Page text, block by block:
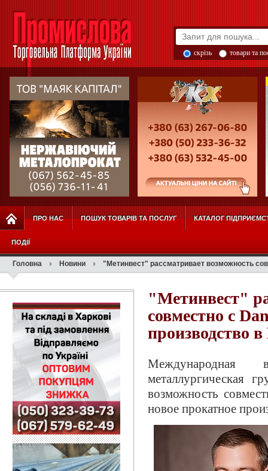
скрізь товари та
ПРО НАС ПОШУК ТОВАРІВ ТА ПОСЛУГ КАТАЛОГ
ПОДІЇ
Головна Новини "Метинвест" рассматривает возможность
"Метинвест"
совместно с
производство
Международная
металлургическая
возможность
новое прокатное